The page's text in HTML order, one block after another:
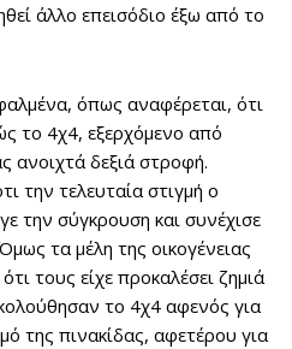
άλλο επεισόδιο έξω από το
όπως αναφέρεται, ότι
το 4χ4, εξερχόμενο από
ανοιχτά δεξιά στροφή.
την τελευταία στιγμή ο
την σύγκρουση και συνέχισε
τα μέλη της οικογένειας
τους είχε προκαλέσει ζημιά
το 4χ4 αφενός για
της πινακίδας, αφετέρου για